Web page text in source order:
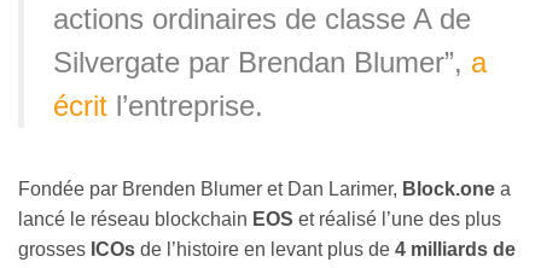
actions ordinaires de classe A de
Silvergate par Brendan Blumer”, a
écrit l’entreprise.
Fondée par Brenden Blumer et Dan Larimer, Block.one a
lancé le réseau blockchain EOS et réalisé l’une des plus
grosses ICOs de l’histoire en levant plus de 4 milliards de